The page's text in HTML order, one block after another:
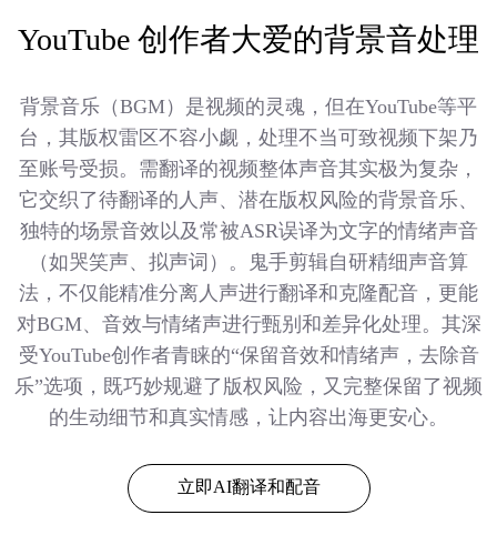
YouTube 创作者大爱的背景音处理
背景音乐（BGM）是视频的灵魂，但在YouTube等平
台，其版权雷区不容小觑，处理不当可致视频下架乃
至账号受损。需翻译的视频整体声音其实极为复杂，
它交织了待翻译的人声、潜在版权风险的背景音乐、
独特的场景音效以及常被ASR误译为文字的情绪声音
（如哭笑声、拟声词）。鬼手剪辑自研精细声音算
法，不仅能精准分离人声进行翻译和克隆配音，更能
对BGM、音效与情绪声进行甄别和差异化处理。其深
受YouTube创作者青睐的“保留音效和情绪声，去除音
乐”选项，既巧妙规避了版权风险，又完整保留了视频
的生动细节和真实情感，让内容出海更安心。
立即AI翻译和配音